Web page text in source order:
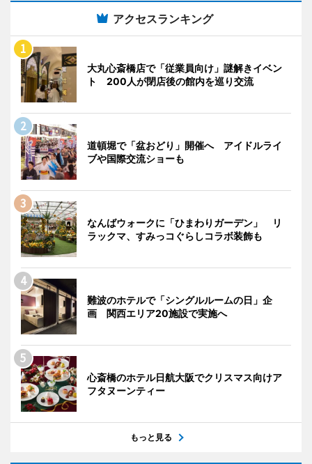
アクセスランキング
大丸心斎橋店で「従業員向け」謎解きイベン
ト 200人が閉店後の館内を巡り交流
道頓堀で「盆おどり」開催へ アイドルライ
ブや国際交流ショーも
なんばウォークに「ひまわりガーデン」 リ
ラックマ、すみっコぐらしコラボ装飾も
難波のホテルで「シングルルームの日」企
画 関西エリア20施設で実施へ
心斎橋のホテル日航大阪でクリスマス向けア
フタヌーンティー
もっと見る